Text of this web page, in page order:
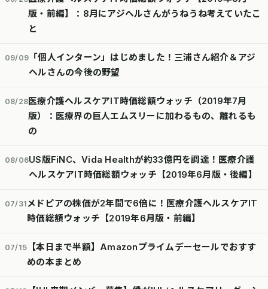
版・前編】：8月にアジヘルさんがうねうね考えていたこ
と
09/09 「個人インターン」はじめました！三浦さん紹介＆アジ
ヘルさんの今後の野望
08/28医療介護ヘルスケアIT時価総額ウォッチ（2019年7月
版）：医療界の巨人エムスリーに加わるもの、離れるも
の
08/06US版FiNC、Vida Healthが約33億円を調達！医療介護
ヘルスケアIT時価総額ウォッチ【2019年6月版・後編】
07/31メドピアの株価が2年間で6倍に！医療介護ヘルスケアIT
時価総額ウォッチ【2019年6月版・前編】
07/15
【本日まで半額】Amazonプライムデーセールでおすす
めの本まとめ